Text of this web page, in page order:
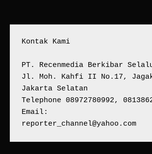
Kontak Kami
PT. Recenmedia Berkibar
Jl. Moh. Kahfi II No.17,
Jakarta Selatan
Telephone 08972780992,
Email:
reporter_channel@yahoo.com